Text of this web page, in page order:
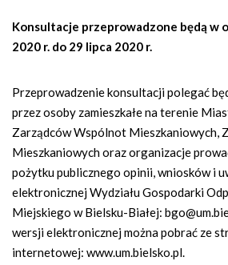
Konsultacje przeprowadzone będą w
2020 r. do 29 lipca 2020 r.
Przeprowadzenie konsultacji polegać
przez osoby zamieszkałe na terenie
Zarządców Wspólnot Mieszkaniowych,
Mieszkaniowych oraz organizacje
pożytku publicznego opinii, wniosków i
elektronicznej Wydziału Gospodarki
Miejskiego w Bielsku-Białej:
wersji elektronicznej można pobrać ze
internetowej: www.um.bielsko.pl.